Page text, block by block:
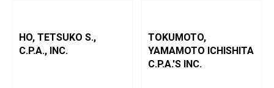
HO, TETSUKO S.,
C.P.A., INC.
TOKUMOTO,
YAMAMOTO ICHISHITA
C.P.A.'S INC.